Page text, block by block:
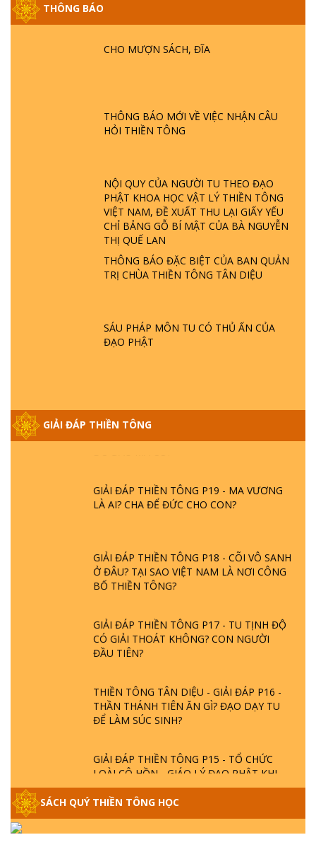
THÔNG BÁO
CHO MƯỢN SÁCH, ĐĨA
THÔNG BÁO MỚI VỀ VIỆC NHẬN CÂU
HỎI THIỀN TÔNG
NỘI QUY CỦA NGƯỜI TU THEO ĐẠO
PHẬT KHOA HỌC VẬT LÝ THIỀN TÔNG
VIỆT NAM, ĐỀ XUẤT THU LẠI GIẤY YẾU
CHỈ BẢNG GỖ BÍ MẬT CỦA BÀ NGUYỄN
THỊ QUẾ LAN
THÔNG BÁO ĐẶC BIỆT CỦA BAN QUẢN
TRỊ CHÙA THIỀN TÔNG TÂN DIỆU
SÁU PHÁP MÔN TU CÓ THỦ ẤN CỦA
ĐẠO PHẬT
GIẢI ĐÁP THIỀN TÔNG
GIẢI ĐÁP ĐẶC BIỆT P25 - SUỐT 49 NĂM
PHẬT KHÔNG NÓI? HỘI LONG HOA LÀ
HỘI GÌ? TỬ VÌ ĐẠO
PHẬT GIỚI CÓ THỜI GIAN KHÔNG? |
TTTD
LÀ AI? QUỶ SA TĂNG? | TTTD
GIẢI ĐÁP THIỀN TÔNG ĐẶC BIỆT P22 - TẠI
SAO TRÁI ĐẤT NHIỀU THIÊN TAI - LŨ LỤT
- HỎA HOẠN | TTTD
GIẢI ĐÁP THIỀN TÔNG ĐẶC BIỆT P21 - TẠI
GIẢI ĐÁP VỀ LỄ TIỄN THIỀN TÔNG SƯ
GIẢI ĐÁP THIỀN TÔNG ĐẶC BIỆT PHẦN 20
- BÁC NGUYỄN NHÂN LÀ AI? PHIỀN NÃO
GIẢI ĐÁP THIỀN TÔNG P19 - MA VƯƠNG
LÀ AI? CHA ĐỂ ĐỨC CHO CON?
GIẢI ĐÁP THIỀN TÔNG P18 - CÕI VÔ SANH
Ở ĐÂU? TẠI SAO VIỆT NAM LÀ NƠI CÔNG
BỐ THIỀN TÔNG?
GIẢI ĐÁP THIỀN TÔNG P17 - TU TỊNH ĐỘ
CÓ GIẢI THOÁT KHÔNG? CON NGƯỜI
ĐẦU TIÊN?
THIỀN TÔNG TÂN DIỆU - GIẢI ĐÁP P16 -
THẦN THÁNH TIÊN ĂN GÌ? ĐẠO DẠY TU
ĐỂ LÀM SÚC SINH?
GIẢI ĐÁP THIỀN TÔNG P15 - TỔ CHỨC
LOÀI CÔ HỒN - GIÁO LÝ ĐẠO PHẬT KHI
GIẢI ĐÁP THIỀN TÔNG ĐẶC BIỆT - P14 -
NGUỒN GỐC ÂM LỊCH DƯƠNG LỊCH -
SÁCH QUÝ THIỀN TÔNG HỌC